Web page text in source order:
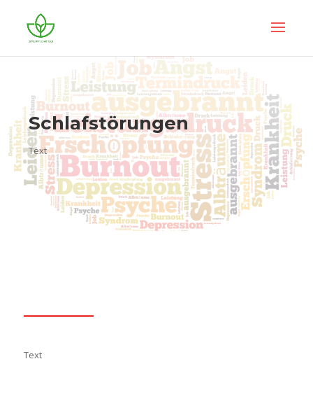
Schlafstörungen
Text
Text